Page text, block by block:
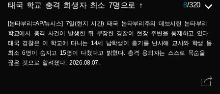
태국 학교 총격 희생자 최소 7명으로 ↑ 8/320
[논타부리=AP/뉴시스] 7일(현지 시간) 태국 논타부리주의 데브시린 논타부리
학교에서 총격 사건이 발생한 뒤 무장한 경찰이 현장 주변을 통제하고 있다.
태국 경찰은 이 학교에 다니는 14세 남학생이 총기를 난사해 교사와 학생 등
최소 6명이 숨지고 15명이 다쳤다고 밝혔다. 총격 용의자는 스스로 목숨을
끊은 것으로 알려졌다. 2026.08.07.